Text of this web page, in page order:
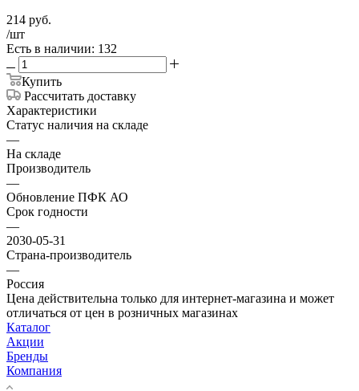
214 руб.
/шт
Есть в наличии: 132
Купить
Рассчитать доставку
Характеристики
Статус наличия на складе
—
На складе
Производитель
—
Обновление ПФК АО
Срок годности
—
2030-05-31
Страна-производитель
—
Россия
Цена действительна только для интернет-магазина и может
отличаться от цен в розничных магазинах
Каталог
Акции
Бренды
Компания